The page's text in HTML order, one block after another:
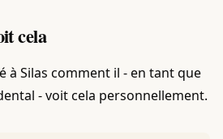
cela
à Silas comment il - en tant que
- voit cela personnellement.